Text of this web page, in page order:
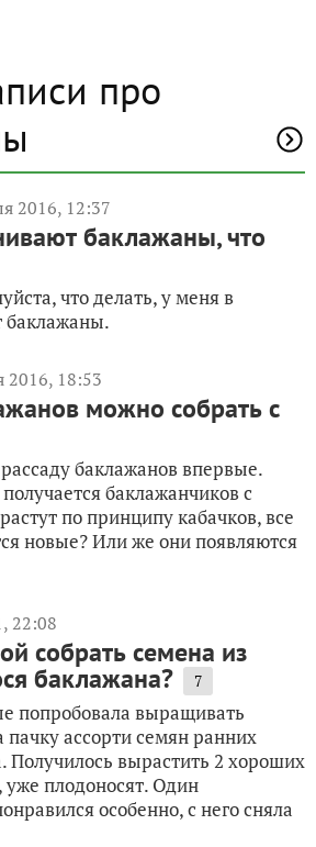
про
2016, 12:37
баклажаны, что
что делать, у меня в
баклажаны.
2016, 18:53
можно собрать с
баклажанов впервые.
баклажанчиков с
по принципу кабачков, все
новые? Или же они появляются
22:08
собрать семена из
баклажана? 7
попробовала выращивать
ассорти семян ранних
Получилось вырастить 2 хороших
плодоносят. Один
особенно, с него сняла